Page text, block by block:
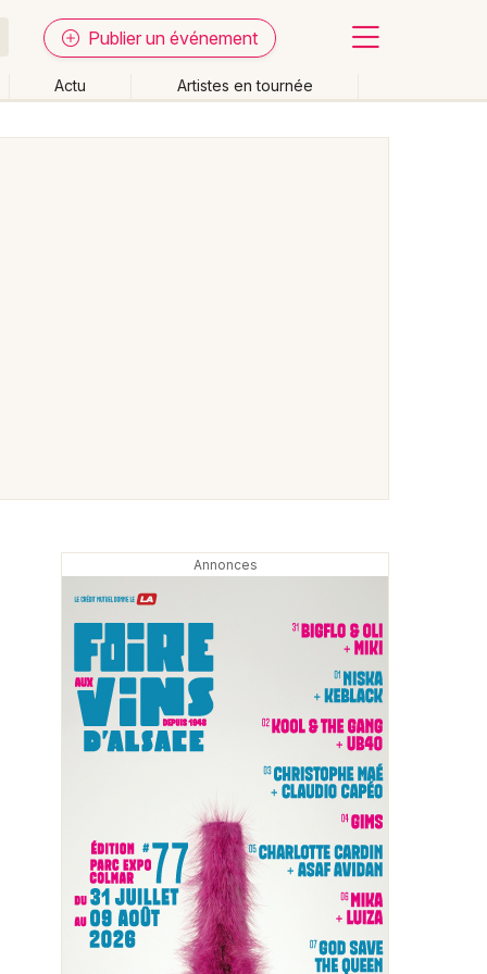
Publier un événement
Actu Artistes en tournée